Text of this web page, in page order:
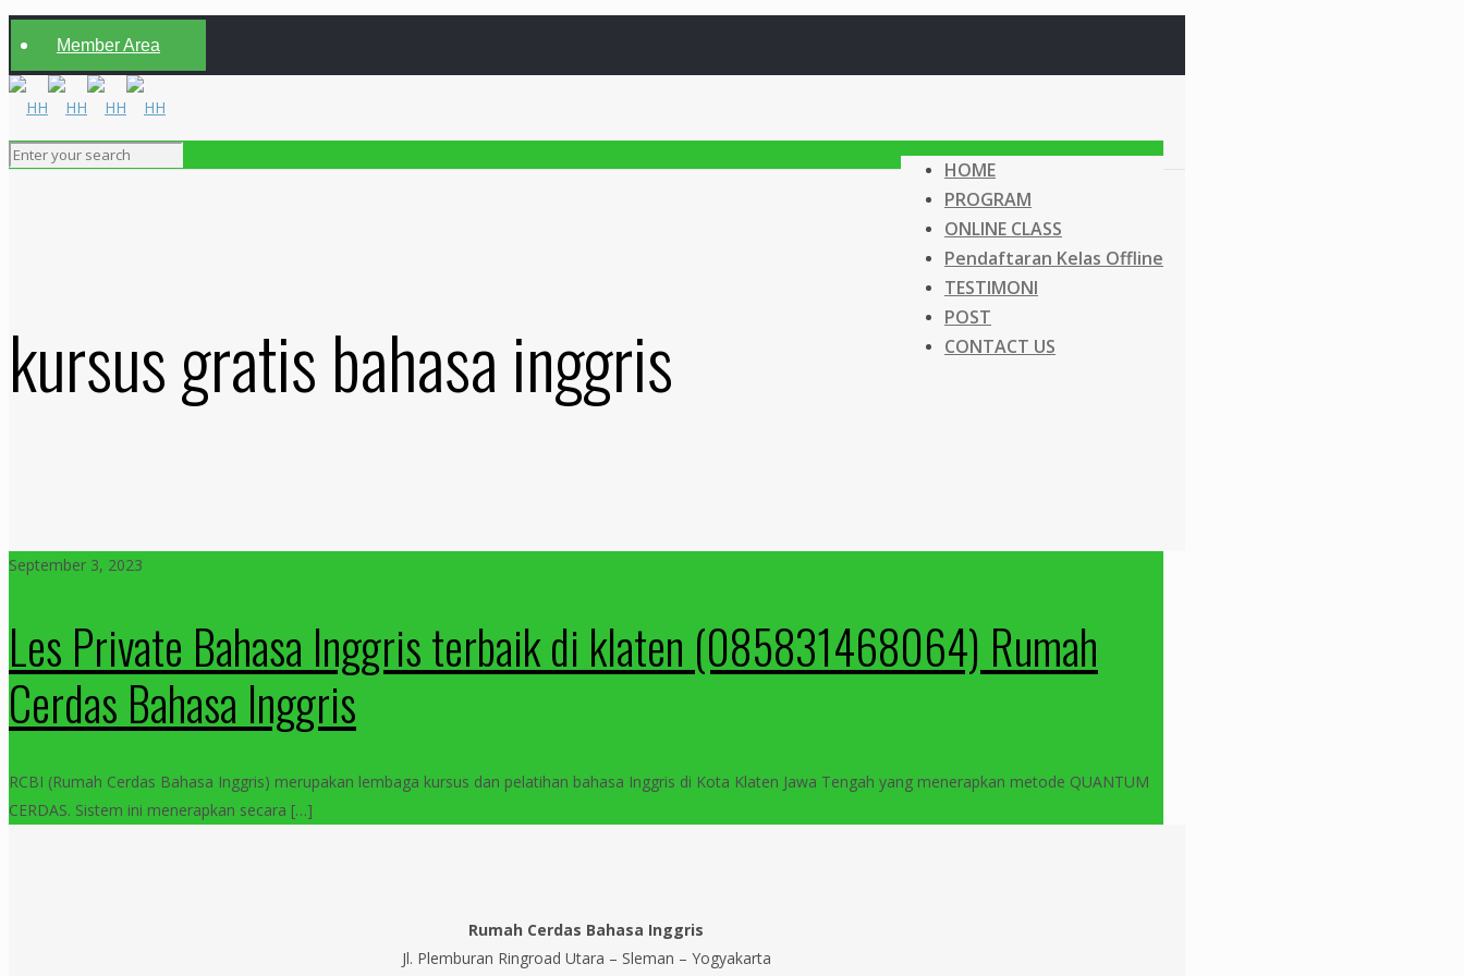
Member Area
HOME
PROGRAM
ONLINE CLASS
Pendaftaran Kelas Offline
TESTIMONI
POST
CONTACT US
kursus gratis bahasa inggris
September 3, 2023
Les Private Bahasa Inggris terbaik di klaten (085831468064) Rumah
Cerdas Bahasa Inggris
RCBI (Rumah Cerdas Bahasa Inggris) merupakan lembaga kursus dan pelatihan bahasa Inggris di Kota Klaten Jawa Tengah yang menerapkan metode QUANTUM
CERDAS. Sistem ini menerapkan secara […]
Rumah Cerdas Bahasa Inggris
Jl. Plemburan Ringroad Utara – Sleman – Yogyakarta